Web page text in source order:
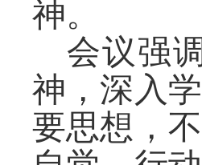
神。
会议强
神，深入
要思想，